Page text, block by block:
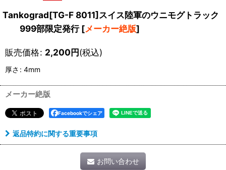
Tankograd[TG-F 8011]スイス陸軍のウニモグトラック
999部限定発行 [メーカー絶版]
販売価格: 2,200円(税込)
厚さ : 4mm
メーカー絶版
Facebookでシェア
返品特約に関する重要事項
お問い合わせ